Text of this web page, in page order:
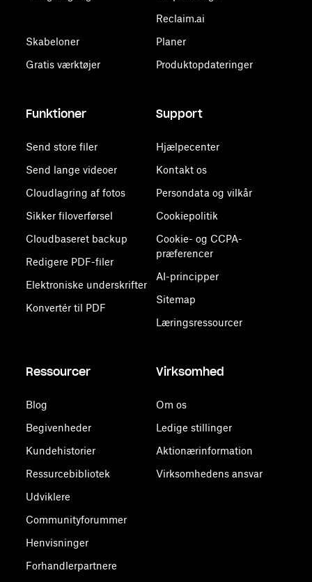
Skabeloner
Gratis værktøjer
Reclaim.ai
Planer
Produktopdateringer
Funktioner
Send store filer
Send lange videoer
Cloudlagring af fotos
Sikker filoverførsel
Cloudbaseret backup
Redigere PDF-filer
Elektroniske underskrifter
Konvertér til PDF
Support
Hjælpecenter
Kontakt os
Persondata og vilkår
Cookiepolitik
Cookie- og CCPA-
præferencer
AI-principper
Sitemap
Læringsressourcer
Ressourcer
Blog
Begivenheder
Kundehistorier
Ressurcebibliotek
Udviklere
Communityforummer
Henvisninger
Forhandlerpartnere
Virksomhed
Om os
Ledige stillinger
Aktionærinformation
Virksomhedens ansvar